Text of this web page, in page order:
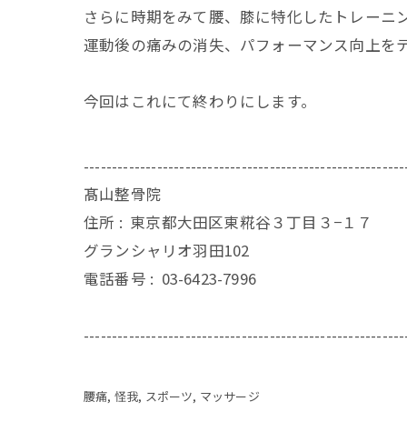
さらに時期をみて腰、膝に特化したトレーニ
運動後の痛みの消失、パフォーマンス向上を
今回はこれにて終わりにします。
髙山整骨院
住所 : 東京都大田区東糀谷３丁目３−１７
グランシャリオ羽田102
電話番号 : 03-6423-7996
腰痛 怪我 スポーツ マッサージ